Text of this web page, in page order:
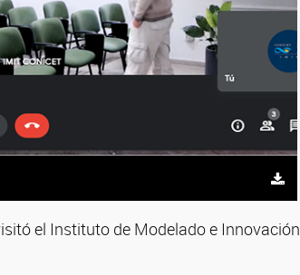
el Instituto de Modelado e Innovación